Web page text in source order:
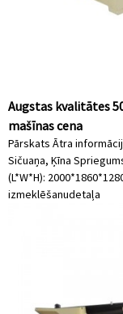
Augstas kvalitātes
mašīnas cena
Pārskats Ātra
Sičuaņa, Ķīna
(L*W*H):
izmeklēšanudetaļa